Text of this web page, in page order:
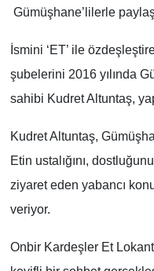
Gümüşhane’lilerle
İsmini ‘ET’ ile
şubelerini 2016 yılında
sahibi Kudret Altuntaş,
Kudret Altuntaş,
Etin ustalığını,
ziyaret eden yabancı
veriyor.
Onbir Kardeşler Et